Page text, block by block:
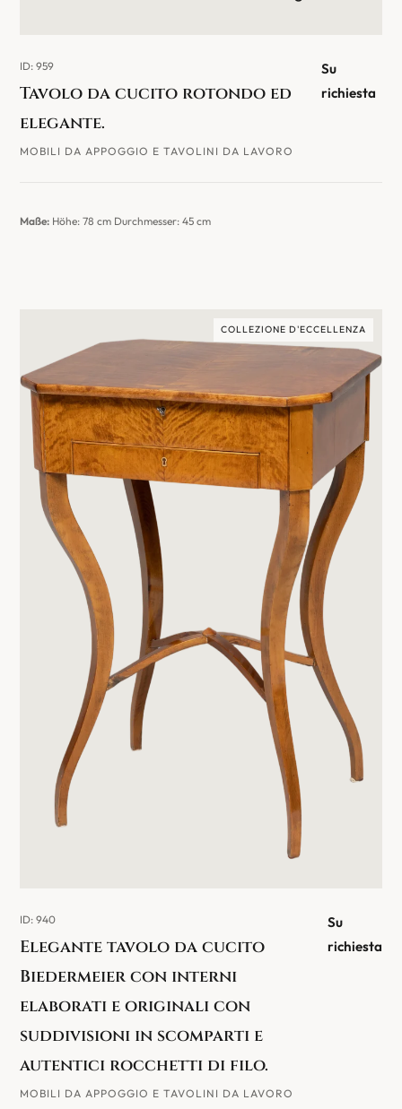
ID: 959
Tavolo da cucito rotondo ed
elegante.
MOBILI DA APPOGGIO E TAVOLINI DA LAVORO
Su
richiesta
Maße: Höhe: 78 cm Durchmesser: 45 cm
COLLEZIONE D'ECCELLENZA
ID: 940
Elegante tavolo da cucito
Biedermeier con interni
elaborati e originali con
suddivisioni in scomparti e
autentici rocchetti di filo.
MOBILI DA APPOGGIO E TAVOLINI DA LAVORO
Su
richiesta